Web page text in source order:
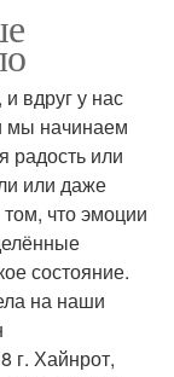
вдруг у нас
мы начинаем
радость или
или даже
что эмоции
состояние.
на наши
г. Хайнрот,